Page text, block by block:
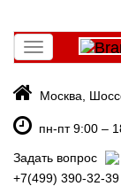
Toggle
navigation
Москва,
пн-пт 9:00 –
Задать вопрос
+7(499) 390-32-39